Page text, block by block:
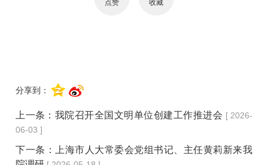
点赞 收藏
分享到：
上一条： 我院召开全国文明单位创建工作推进会 [ 2026-
06-03 ]
下一条：
上海市人大常委会党组书记、主任黄莉新来我